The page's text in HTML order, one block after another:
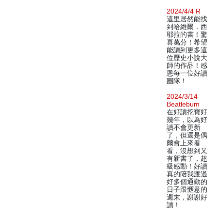
2024/4/4 R
這里居然能找
到哈維爾．西
耶拉的書！驚
喜萬分！希望
能讀到更多這
位歷史小說大
師的作品！感
恩每一位好讀
團隊！
2024/3/14
Beatlebum
在好讀挖寶好
幾年，以為好
讀不會更新
了，但還是偶
爾會上來看
看，沒想到又
有新書了，超
級感動！好讀
真的陪我渡過
好多個通勤的
日子跟愜意的
週末，謝謝好
讀！